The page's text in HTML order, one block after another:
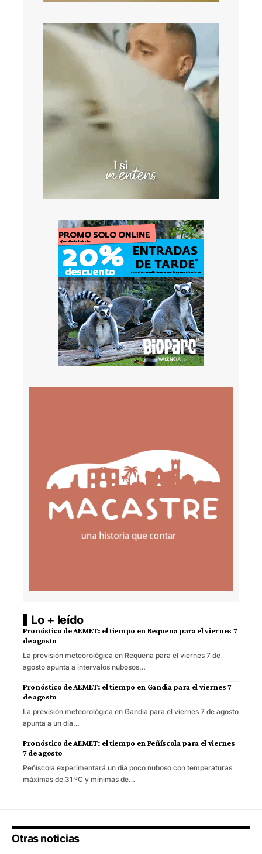
Lo + leído
Pronóstico de AEMET: el tiempo en Requena para el viernes 7
de agosto
La previsión meteorológica en Requena para el viernes 7 de
agosto apunta a intervalos nubosos…
Pronóstico de AEMET: el tiempo en Gandia para el viernes 7
de agosto
La previsión meteorológica en Gandia para el viernes 7 de agosto
apunta a un día…
Pronóstico de AEMET: el tiempo en Peñíscola para el viernes
7 de agosto
Peñíscola experimentará un día poco nuboso con temperaturas
máximas de 31 ºC y mínimas de…
Otras noticias